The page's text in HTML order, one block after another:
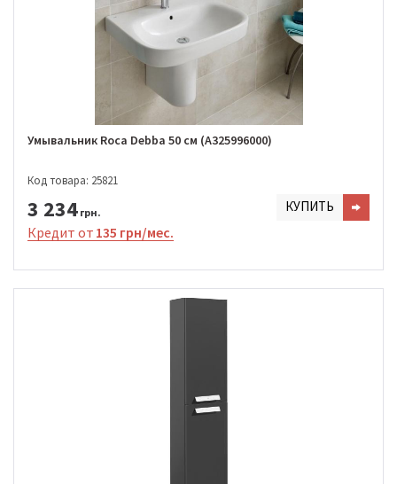
Умывальник Roca Debba 50 см (A325996000)
Код товара: 25821
3 234 грн. КУПИТЬ
Кредит от 135 грн/мес.